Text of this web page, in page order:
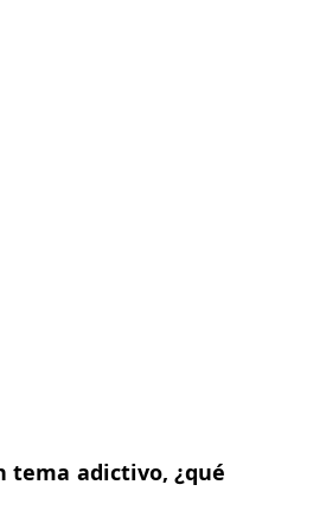
tema adictivo, ¿qué